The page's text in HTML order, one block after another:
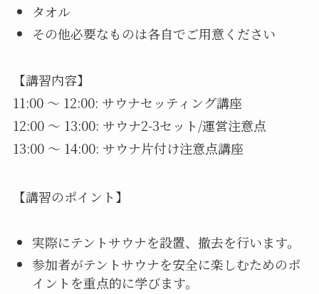
タオル
その他必要なものは各自でご用意ください
【講習内容】
11:00 〜 12:00: サウナセッティング講座
12:00 〜 13:00: サウナ2-3セット/運営注意点
13:00 〜 14:00: サウナ片付け注意点講座
【講習のポイント】
実際にテントサウナを設置、撤去を行います。
参加者がテントサウナを安全に楽しむためのポ
イントを重点的に学びます。